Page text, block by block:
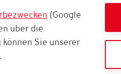
(Google
über die
Sie unserer